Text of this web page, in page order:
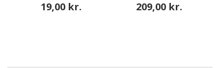
19,00 kr. 209,00 kr.